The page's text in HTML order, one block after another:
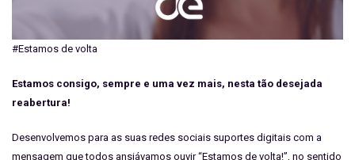
#Estamos de volta
Estamos consigo, sempre e uma vez mais, nesta tão desejada
reabertura!
Desenvolvemos para as suas redes sociais suportes digitais com a
mensagem que todos ansiávamos ouvir “Estamos de volta!”, no sentido